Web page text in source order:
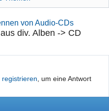
von Audio-CDs
div. Alben -> CD
registrieren , um eine Antwort